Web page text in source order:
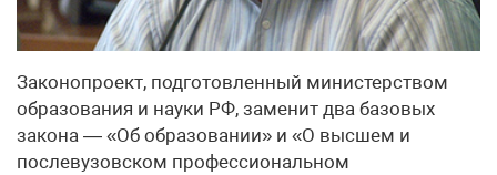
Законопроект, подготовленный министерством
образования и науки РФ, заменит два базовых
закона — «Об образовании» и «О высшем и
послевузовском профессиональном